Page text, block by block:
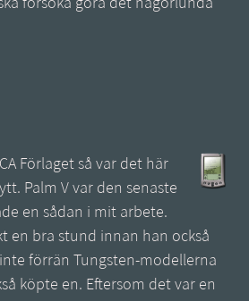
försöka göra det någorlunda
Förlaget så var det här
Palm V var den senaste
en sådan i mit arbete.
en bra stund innan han också
förrän Tungsten-modellerna
köpte en. Eftersom det var en